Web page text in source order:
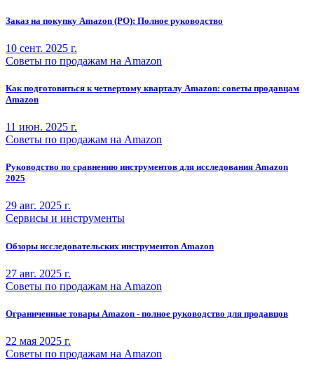
Заказ на покупку Amazon (PO): Полное руководство
10 сент. 2025 г.
Советы по продажам на Amazon
Как подготовиться к четвертому кварталу Amazon: советы продавцам
Amazon
11 июн. 2025 г.
Советы по продажам на Amazon
Руководство по сравнению инструментов для исследования Amazon
2025
29 авг. 2025 г.
Сервисы и инструменты
Обзоры исследовательских инструментов Amazon
27 авг. 2025 г.
Советы по продажам на Amazon
Ограниченные товары Amazon - полное руководство для продавцов
22 мая 2025 г.
Советы по продажам на Amazon